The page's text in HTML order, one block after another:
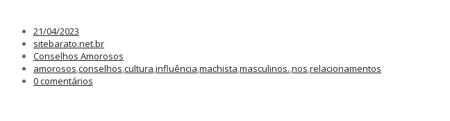
21/04/2023
sitebarato.net.br
Conselhos Amorosos
amorosos,conselhos,cultura,influência,machista,masculinos.,nos,relacionamentos
0 comentários